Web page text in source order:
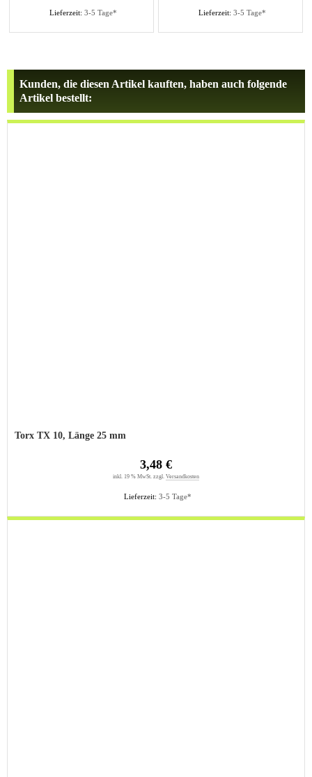
Lieferzeit: 3-5 Tage* Lieferzeit: 3-5 Tage*
Kunden, die diesen Artikel kauften, haben auch folgende
Artikel bestellt:
Torx TX 10, Länge 25 mm
Lieferzeit: 3-5 Tage*
3,48 €
inkl. 19 % MwSt. zzgl. Versandkosten